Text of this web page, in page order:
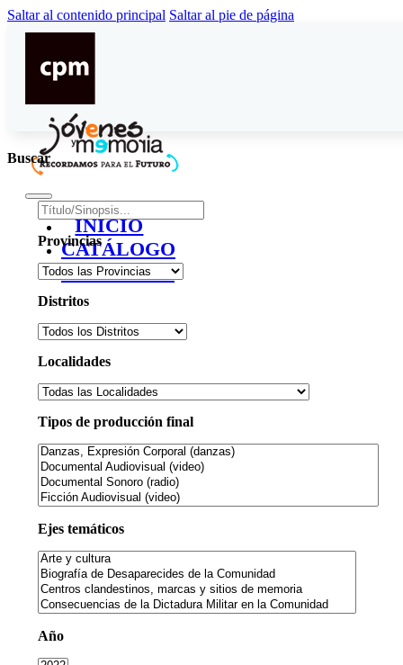
Saltar al contenido principal Saltar al pie de página
INICIO
CATÁLOGO
CONTACTO
Buscar
Provincias
Distritos
Localidades
Tipos de producción final
Ejes temáticos
Año